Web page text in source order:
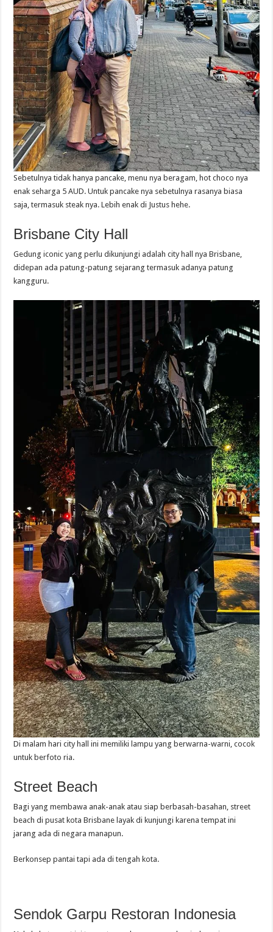
Sebetulnya tidak hanya pancake, menu nya beragam, hot choco nya
enak seharga 5 AUD. Untuk pancake nya sebetulnya rasanya biasa
saja, termasuk steak nya. Lebih enak di Justus hehe.
Brisbane City Hall
Gedung iconic yang perlu dikunjungi adalah city hall nya Brisbane,
didepan ada patung-patung sejarang termasuk adanya patung
kangguru.
Di malam hari city hall ini memiliki lampu yang berwarna-warni, cocok
untuk berfoto ria.
Street Beach
Bagi yang membawa anak-anak atau siap berbasah-basahan, street
beach di pusat kota Brisbane layak di kunjungi karena tempat ini
jarang ada di negara manapun.
Berkonsep pantai tapi ada di tengah kota.
Sendok Garpu Restoran Indonesia